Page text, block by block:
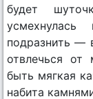
будет
подразнить —
отвлечься
быть мягкая
набита